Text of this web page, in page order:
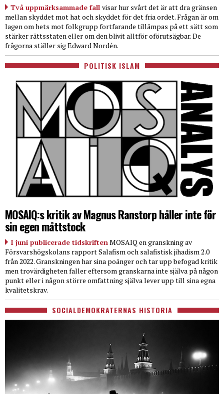
Två uppmärksammade fall visar hur svårt det är att dra gränsen
mellan skyddet mot hat och skyddet för det fria ordet. Frågan är om
lagen om hets mot folkgrupp fortfarande tillämpas på ett sätt som
stärker rättsstaten eller om den blivit alltför oförutsägbar. De
frågorna ställer sig Edward Nordén.
POLITISK ISLAM
MOSAIQ:s kritik av Magnus Ranstorp håller inte för
sin egen måttstock
I juni publicerade tidskriftenMOSAIQ en granskning av
Försvarshögskolans rapport Salafism och salafistisk jihadism 2.0
från 2022. Granskningen har sina poänger och tar upp befogad kritik
men trovärdigheten faller eftersom granskarna inte själva på någon
punkt eller i någon större omfattning själva lever upp till sina egna
kvalitetskrav.
SOCIALDEMOKRATERNAS HISTORIA